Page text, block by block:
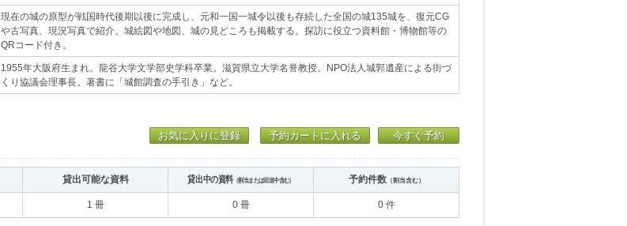
現在の城の原型が戦国時代後期以後に完成し、元和一国一城令以後も存続した全国の城135城を、復元CG
や古写真、現況写真で紹介。城絵図や地図、城の見どころも掲載する。探訪に役立つ資料館・博物館等の
QRコード付き。
1955年大阪府生まれ。龍谷大学文学部史学科卒業。滋賀県立大学名誉教授。NPO法人城郭遺産による街づ
くり協議会理事長。著書に「城館調査の手引き」など。
お気に入りに登録 予約カートに入れる 今すぐ予約
貸出可能な資料 貸出中の資料（割当または回送中含む） 予約件数（割当含む）
1 冊 0 冊 0 件